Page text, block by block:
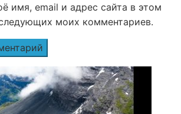
имя, email и адрес сайта в этом
моих комментариев.